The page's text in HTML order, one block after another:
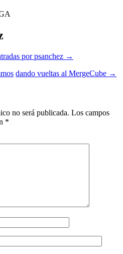
por psanchez →
dando vueltas al MergeCube →
no será publicada. Los campos
*